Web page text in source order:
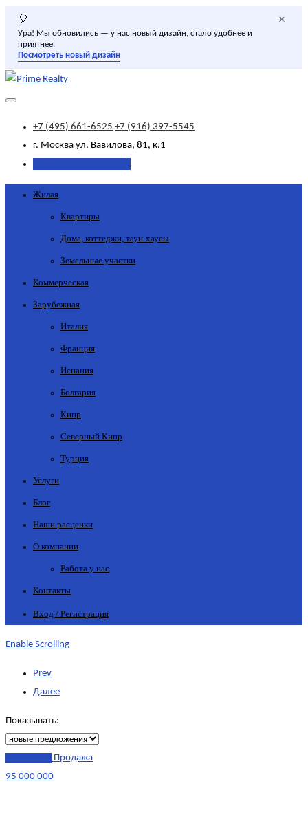
🎈
Ура! Мы обновились — у нас новый дизайн, стало удобнее и
приятнее.
Посмотреть новый дизайн
×
+7 (495) 661-6525 +7 (916) 397-5545
г. Москва ул. Вавилова, 81, к.1
Жилая
Квартиры
Дома, коттеджи, таун-хаусы
Земельные участки
Коммерческая
Зарубежная
Италия
Франция
Испания
Болгария
Кипр
Северный Кипр
Турция
Услуги
Блог
Наши расценки
О компании
Работа у нас
Контакты
Вход / Регистрация
Enable Scrolling
Prev
Далее
Показывать:
Продажа
95 000 000